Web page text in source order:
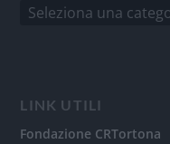
LINK UTILI
Fondazione CRTortona